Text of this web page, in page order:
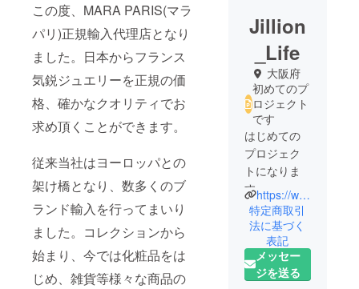
この度、MARA PARIS(マラ
パリ)正規輸入代理店となり
ました。日本からフランス
気鋭ジュエリーを正規の価
格、確かなクオリティでお
求め頂くことができます。
従来当社はヨーロッパとの
架け橋となり、数多くのブ
ランド輸入を行ってまいり
ました。コレクションから
始まり、今では化粧品をは
じめ、雑貨等様々な商品の
Jillion
_Life
大阪府
初めてのプ
ロジェクト
です
はじめての
プロジェク
トになりま
す。
Jillion Life®
は辰野株式
会社（大
阪）が運営
するイン
https://www.tatuno.co.jp/
特定商取引
法に基づく
表記
メッセー
ジを送る